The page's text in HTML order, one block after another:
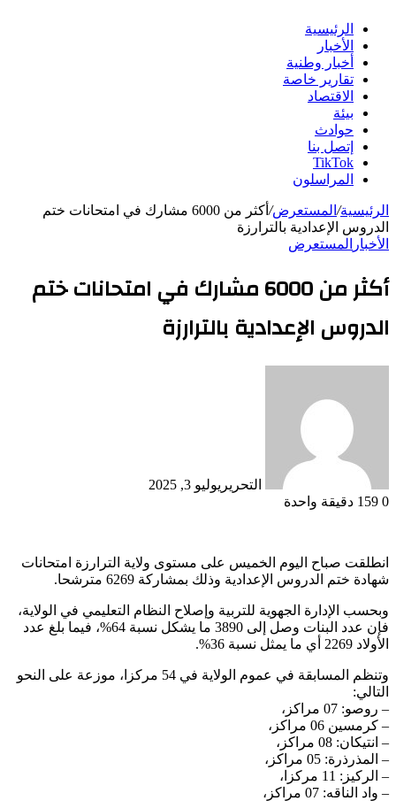
الرئيسية
الأخبار
أخبار وطنية
تقارير خاصة
الاقتصاد
بيئة
حوادث
إتصل بنا
TikTok
المراسلون
الرئيسية/ المستعرض/
أكثر من 6000 مشارك في امتحانات ختم
الدروس الإعدادية بالترارزة
الأخبار المستعرض
أكثر من 6000 مشارك في امتحانات ختم
الدروس الإعدادية بالترارزة
التحرير يوليو 3, 2025
0
دقيقة واحدة
انطلقت صباح اليوم الخميس على مستوى ولاية الترارزة امتحانات
شهادة ختم الدروس الإعدادية وذلك بمشاركة 6269 مترشحا.
وبحسب الإدارة الجهوية للتربية وإصلاح النظام التعليمي في الولاية،
فإن عدد البنات وصل إلى 3890 ما يشكل نسبة 64%، فيما بلغ عدد
الأولاد 2269 أي ما يمثل نسبة 36%.
وتنظم المسابقة في عموم الولاية في 54 مركزا، موزعة على النحو
التالي:
– روصو: 07 مراكز،
– كرمسين 06 مراكز،
– انتيكان: 08 مراكز،
– المذرذرة: 05 مراكز،
– الركيز: 11 مركزا،
– واد الناقه: 07 مراكز،